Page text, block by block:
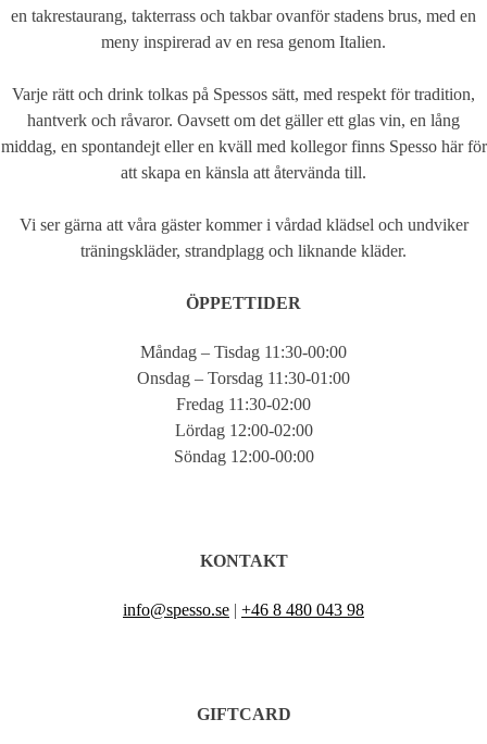
en takrestaurang, takterrass och takbar ovanför stadens brus, med en
meny inspirerad av en resa genom Italien.
Varje rätt och drink tolkas på Spessos sätt, med respekt för tradition,
hantverk och råvaror. Oavsett om det gäller ett glas vin, en lång
middag, en spontandejt eller en kväll med kollegor finns Spesso här för
att skapa en känsla att återvända till.
Vi ser gärna att våra gäster kommer i vårdad klädsel och undviker
träningskläder, strandplagg och liknande kläder.
ÖPPETTIDER
Måndag – Tisdag 11:30-00:00
Onsdag – Torsdag 11:30-01:00
Fredag 11:30-02:00
Lördag 12:00-02:00
Söndag 12:00-00:00
KONTAKT
info@spesso.se | +46 8 480 043 98
GIFTCARD